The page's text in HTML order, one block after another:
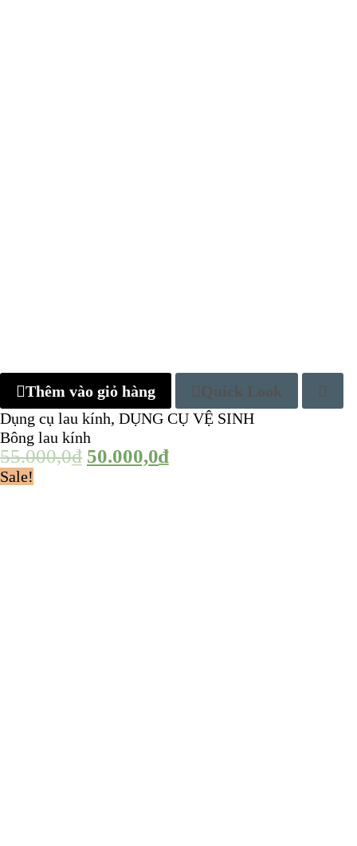
Thêm vào giỏ hàng
Quick Look
Dụng cụ lau kính, DỤNG CỤ VỆ SINH
Bông lau kính
55.000,0₫ 50.000,0₫
Sale!